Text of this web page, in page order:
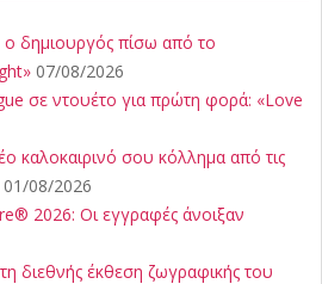
δημιουργός πίσω από το
07/08/2026
σε ντουέτο για πρώτη φορά: «Love
καλοκαιρινό σου κόλλημα από τις
01/08/2026
2026: Οι εγγραφές άνοιξαν
διεθνής έκθεση ζωγραφικής του